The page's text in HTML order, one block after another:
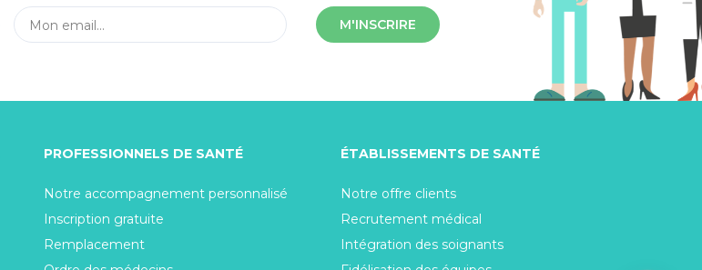
M'INSCRIRE
PROFESSIONNELS DE SANTÉ
Notre accompagnement personnalisé
Inscription gratuite
Remplacement
ÉTABLISSEMENTS DE SANTÉ
Notre offre clients
Recrutement médical
Intégration des soignants